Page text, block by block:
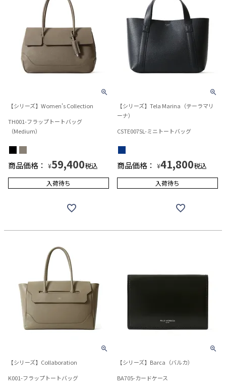
【シリーズ】Women's Collection
TH001-フラップトートバッグ
（Medium）
商品価格： ¥59,400税込
入荷待ち
【シリーズ】Tela Marina（テーラマリ
ーナ）
CSTE007SL-ミニトートバッグ
商品価格： ¥41,800税込
入荷待ち
【シリーズ】Collaboration
K001-フラップトートバッグ
【シリーズ】Barca（バルカ）
BA705-カードケース